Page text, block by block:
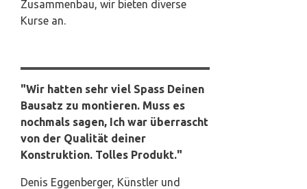
Zusammenbau, wir bieten diverse
Kurse an.
"Wir hatten sehr viel Spass Deinen
Bausatz zu montieren. Muss es
nochmals sagen, Ich war überrascht
von der Qualität deiner
Konstruktion. Tolles Produkt."
Denis Eggenberger, Künstler und